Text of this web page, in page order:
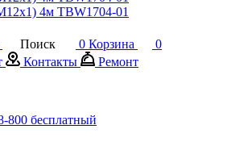
Поиск 0 Корзина
0
Контакты Ремонт
800 бесплатный